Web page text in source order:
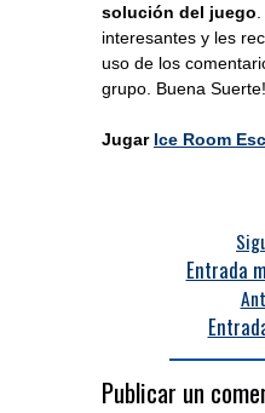
solución del juego
interesantes y les
uso de los
grupo. Buena Suerte!
Jugar Ice Room
Entrada
Publicar un